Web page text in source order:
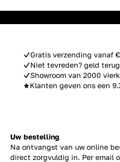
Gratis verzending vanaf
Niet tevreden? geld
Showroom van 2000
Klanten geven ons een
Uw bestelling
Na ontvangst van uw online
direct zorgvuldig in. Per email